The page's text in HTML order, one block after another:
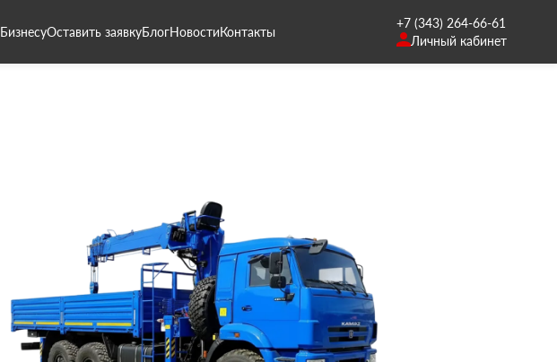
БизнесуОставить заявкуБлогНовостиКонтакты
+7 (343) 264-66-61
Личный кабинет